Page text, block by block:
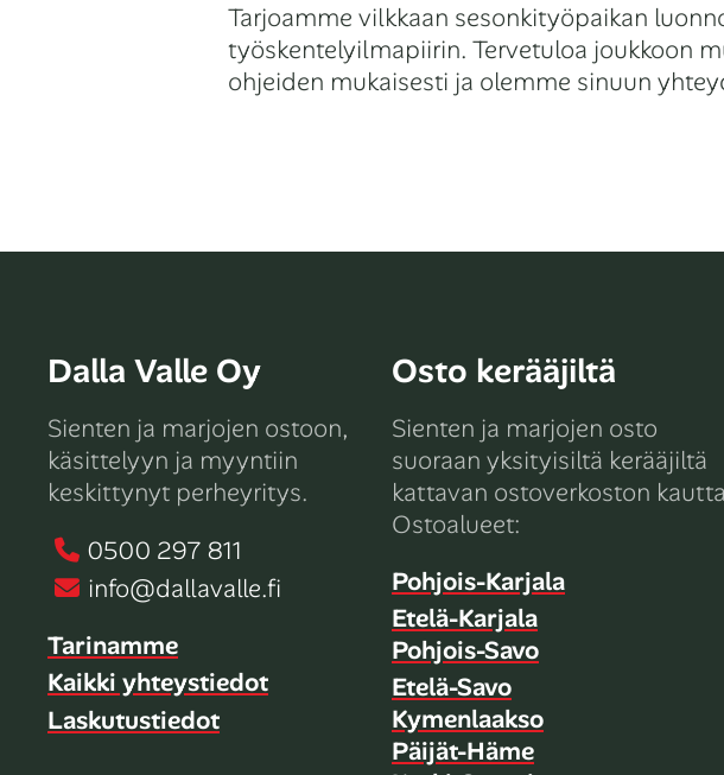
Tarjoamme vilkkaan sesonkityöpaikan
työskentelyilmapiirin. Tervetuloa joukkoon
ohjeiden mukaisesti ja olemme sinuun
Dalla Valle Oy
Sienten ja marjojen ostoon,
käsittelyyn ja myyntiin
keskittynyt perheyritys.
0500 297 811
info@dallavalle.fi
Tarinamme
Kaikki yhteystiedot
Laskutustiedot
Osto kerääjiltä
Sienten ja marjojen osto
suoraan yksityisiltä kerääjiltä
kattavan ostoverkoston
Ostoalueet:
Pohjois-Karjala
Etelä-Karjala
Pohjois-Savo
Etelä-Savo
Kymenlaakso
Päijät-Häme